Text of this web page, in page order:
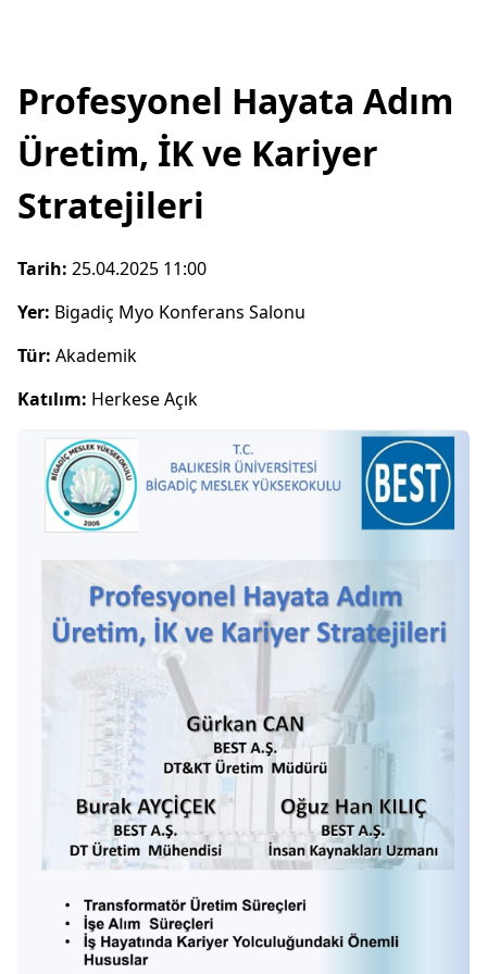
Profesyonel Hayata Adım
Üretim, İK ve Kariyer
Stratejileri
Tarih: 25.04.2025 11:00
Yer: Bigadiç Myo Konferans Salonu
Tür: Akademik
Katılım: Herkese Açık